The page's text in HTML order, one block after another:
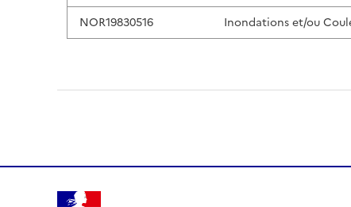
NOR19830516 Inondations et/ou